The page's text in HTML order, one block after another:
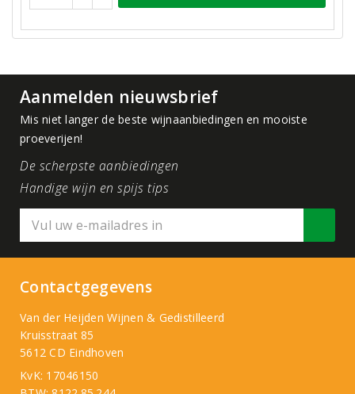
Aanmelden nieuwsbrief
Mis niet langer de beste wijnaanbiedingen en mooiste
proeverijen!
De scherpste aanbiedingen
Handige wijn en spijs tips
Contactgegevens
Van der Heijden Wijnen & Gedistilleerd
Kruisstraat 85
5612 CD Eindhoven
KvK: 17046150